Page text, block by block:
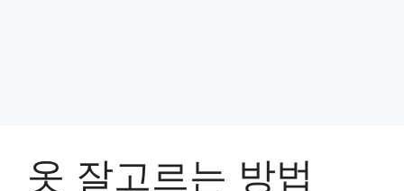
옷 잘고르는 방법